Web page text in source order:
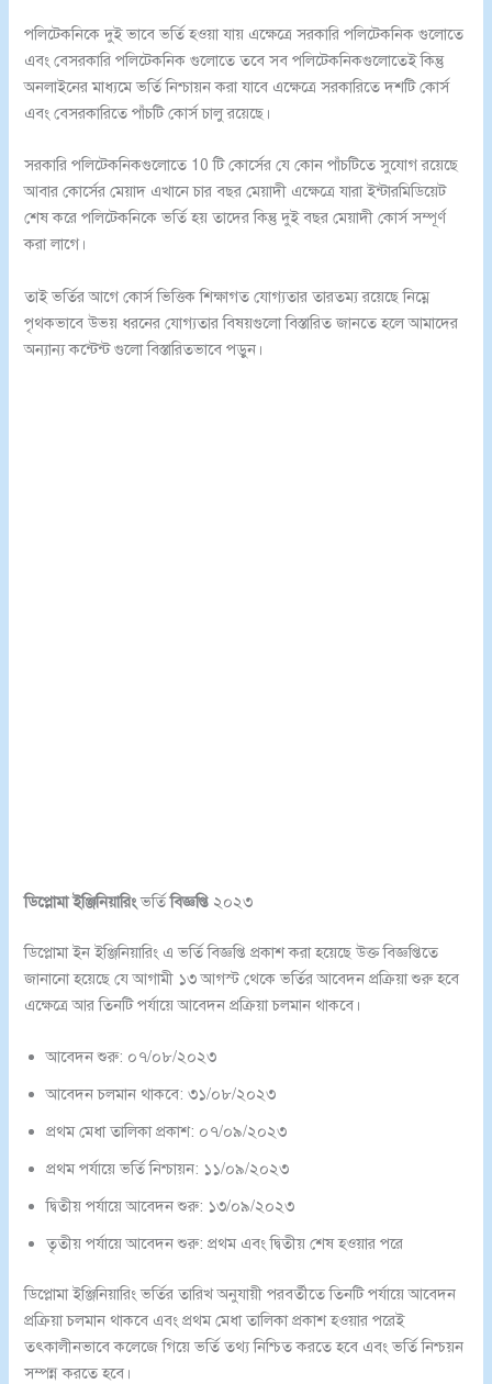
পলিটেকনিকে দুই ভাবে ভর্তি হওয়া যায় এক্ষেত্রে সরকারি পলিটেকনিক গুলোতে
এবং বেসরকারি পলিটেকনিক গুলোতে তবে সব পলিটেকনিকগুলোতেই কিন্তু
অনলাইনের মাধ্যমে ভর্তি নিশ্চায়ন করা যাবে এক্ষেত্রে সরকারিতে দশটি কোর্স
এবং বেসরকারিতে পাঁচটি কোর্স চালু রয়েছে।
সরকারি পলিটেকনিকগুলোতে 10 টি কোর্সের যে কোন পাঁচটিতে সুযোগ রয়েছে
আবার কোর্সের মেয়াদ এখানে চার বছর মেয়াদী এক্ষেত্রে যারা ইন্টারমিডিয়েট
শেষ করে পলিটেকনিকে ভর্তি হয় তাদের কিন্তু দুই বছর মেয়াদী কোর্স সম্পূর্ণ
করা লাগে।
তাই ভর্তির আগে কোর্স ভিত্তিক শিক্ষাগত যোগ্যতার তারতম্য রয়েছে নিম্নে
পৃথকভাবে উভয় ধরনের যোগ্যতার বিষয়গুলো বিস্তারিত জানতে হলে আমাদের
অন্যান্য কন্টেন্ট গুলো বিস্তারিতভাবে পড়ুন।
ডিপ্লোমা ইঞ্জিনিয়ারিংভর্তিবিজ্ঞপ্তি ২০২৩
ডিপ্লোমা ইন ইঞ্জিনিয়ারিং এ ভর্তি বিজ্ঞপ্তি প্রকাশ করা হয়েছে উক্ত বিজ্ঞপ্তিতে
জানানো হয়েছে যে আগামী ১৩ আগস্ট থেকে ভর্তির আবেদন প্রক্রিয়া শুরু হবে
এক্ষেত্রে আর তিনটি পর্যায়ে আবেদন প্রক্রিয়া চলমান থাকবে।
আবেদন শুরু: ০৭/০৮/২০২৩
আবেদন চলমান থাকবে: ৩১/০৮/২০২৩
প্রথম মেধা তালিকা প্রকাশ: ০৭/০৯/২০২৩
প্রথম পর্যায়ে ভর্তি নিশ্চায়ন: ১১/০৯/২০২৩
দ্বিতীয় পর্যায়ে আবেদন শুরু: ১৩/০৯/২০২৩
তৃতীয় পর্যায়ে আবেদন শুরু: প্রথম এবং দ্বিতীয় শেষ হওয়ার পরে
ডিপ্লোমা ইঞ্জিনিয়ারিং ভর্তির তারিখ অনুযায়ী পরবর্তীতে তিনটি পর্যায়ে আবেদন
প্রক্রিয়া চলমান থাকবে এবং প্রথম মেধা তালিকা প্রকাশ হওয়ার পরেই
তৎকালীনভাবে কলেজে গিয়ে ভর্তি তথ্য নিশ্চিত করতে হবে এবং ভর্তি নিশ্চয়ন
সম্পন্ন করতে হবে।